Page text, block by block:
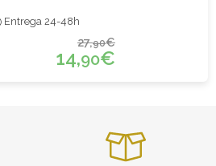
Entrega 24-48h
27,90€
14,90€